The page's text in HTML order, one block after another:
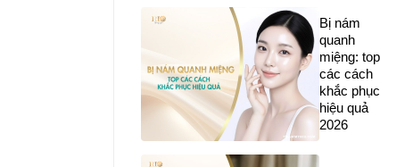
Bị nám
quanh
miệng: top
các cách
khắc phục
hiệu quả
2026